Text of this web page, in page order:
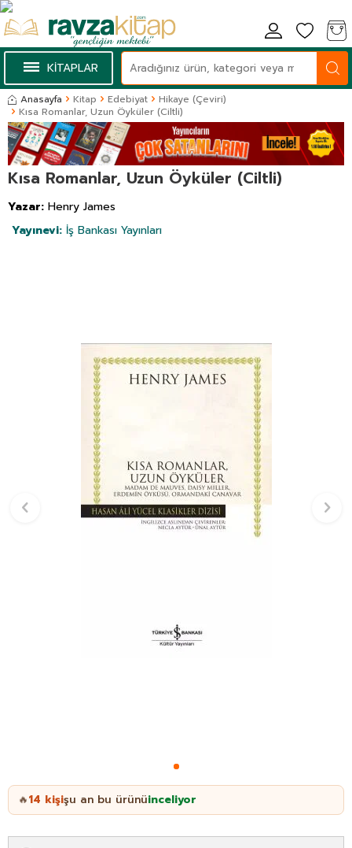
KİTAPLAR
Anasayfa Kitap Edebiyat
Hikaye (Çeviri)
Kısa Romanlar, Uzun Öyküler (Ciltli)
Kısa Romanlar, Uzun Öyküler (Ciltli)
Yazar: Henry James
Yayınevi: İş Bankası Yayınları
🔥14 kişişu an bu ürünüinceliyor